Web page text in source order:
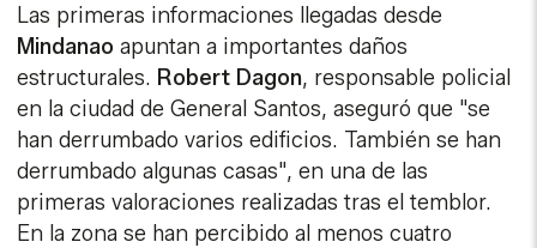
Las primeras informaciones llegadas desde
Mindanao apuntan a importantes daños
estructurales. Robert Dagon, responsable policial
en la ciudad de General Santos, aseguró que "se
han derrumbado varios edificios. También se han
derrumbado algunas casas", en una de las
primeras valoraciones realizadas tras el temblor.
En la zona se han percibido al menos cuatro